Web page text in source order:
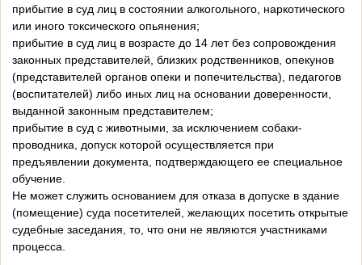
прибытие в суд лиц в состоянии алкогольного, наркотического
или иного токсического опьянения;
прибытие в суд лиц в возрасте до 14 лет без сопровождения
законных представителей, близких родственников, опекунов
(представителей органов опеки и попечительства), педагогов
(воспитателей) либо иных лиц на основании доверенности,
выданной законным представителем;
прибытие в суд с животными, за исключением собаки-
проводника, допуск которой осуществляется при
предъявлении документа, подтверждающего ее специальное
обучение.
Не может служить основанием для отказа в допуске в здание
(помещение) суда посетителей, желающих посетить открытые
судебные заседания, то, что они не являются участниками
процесса.